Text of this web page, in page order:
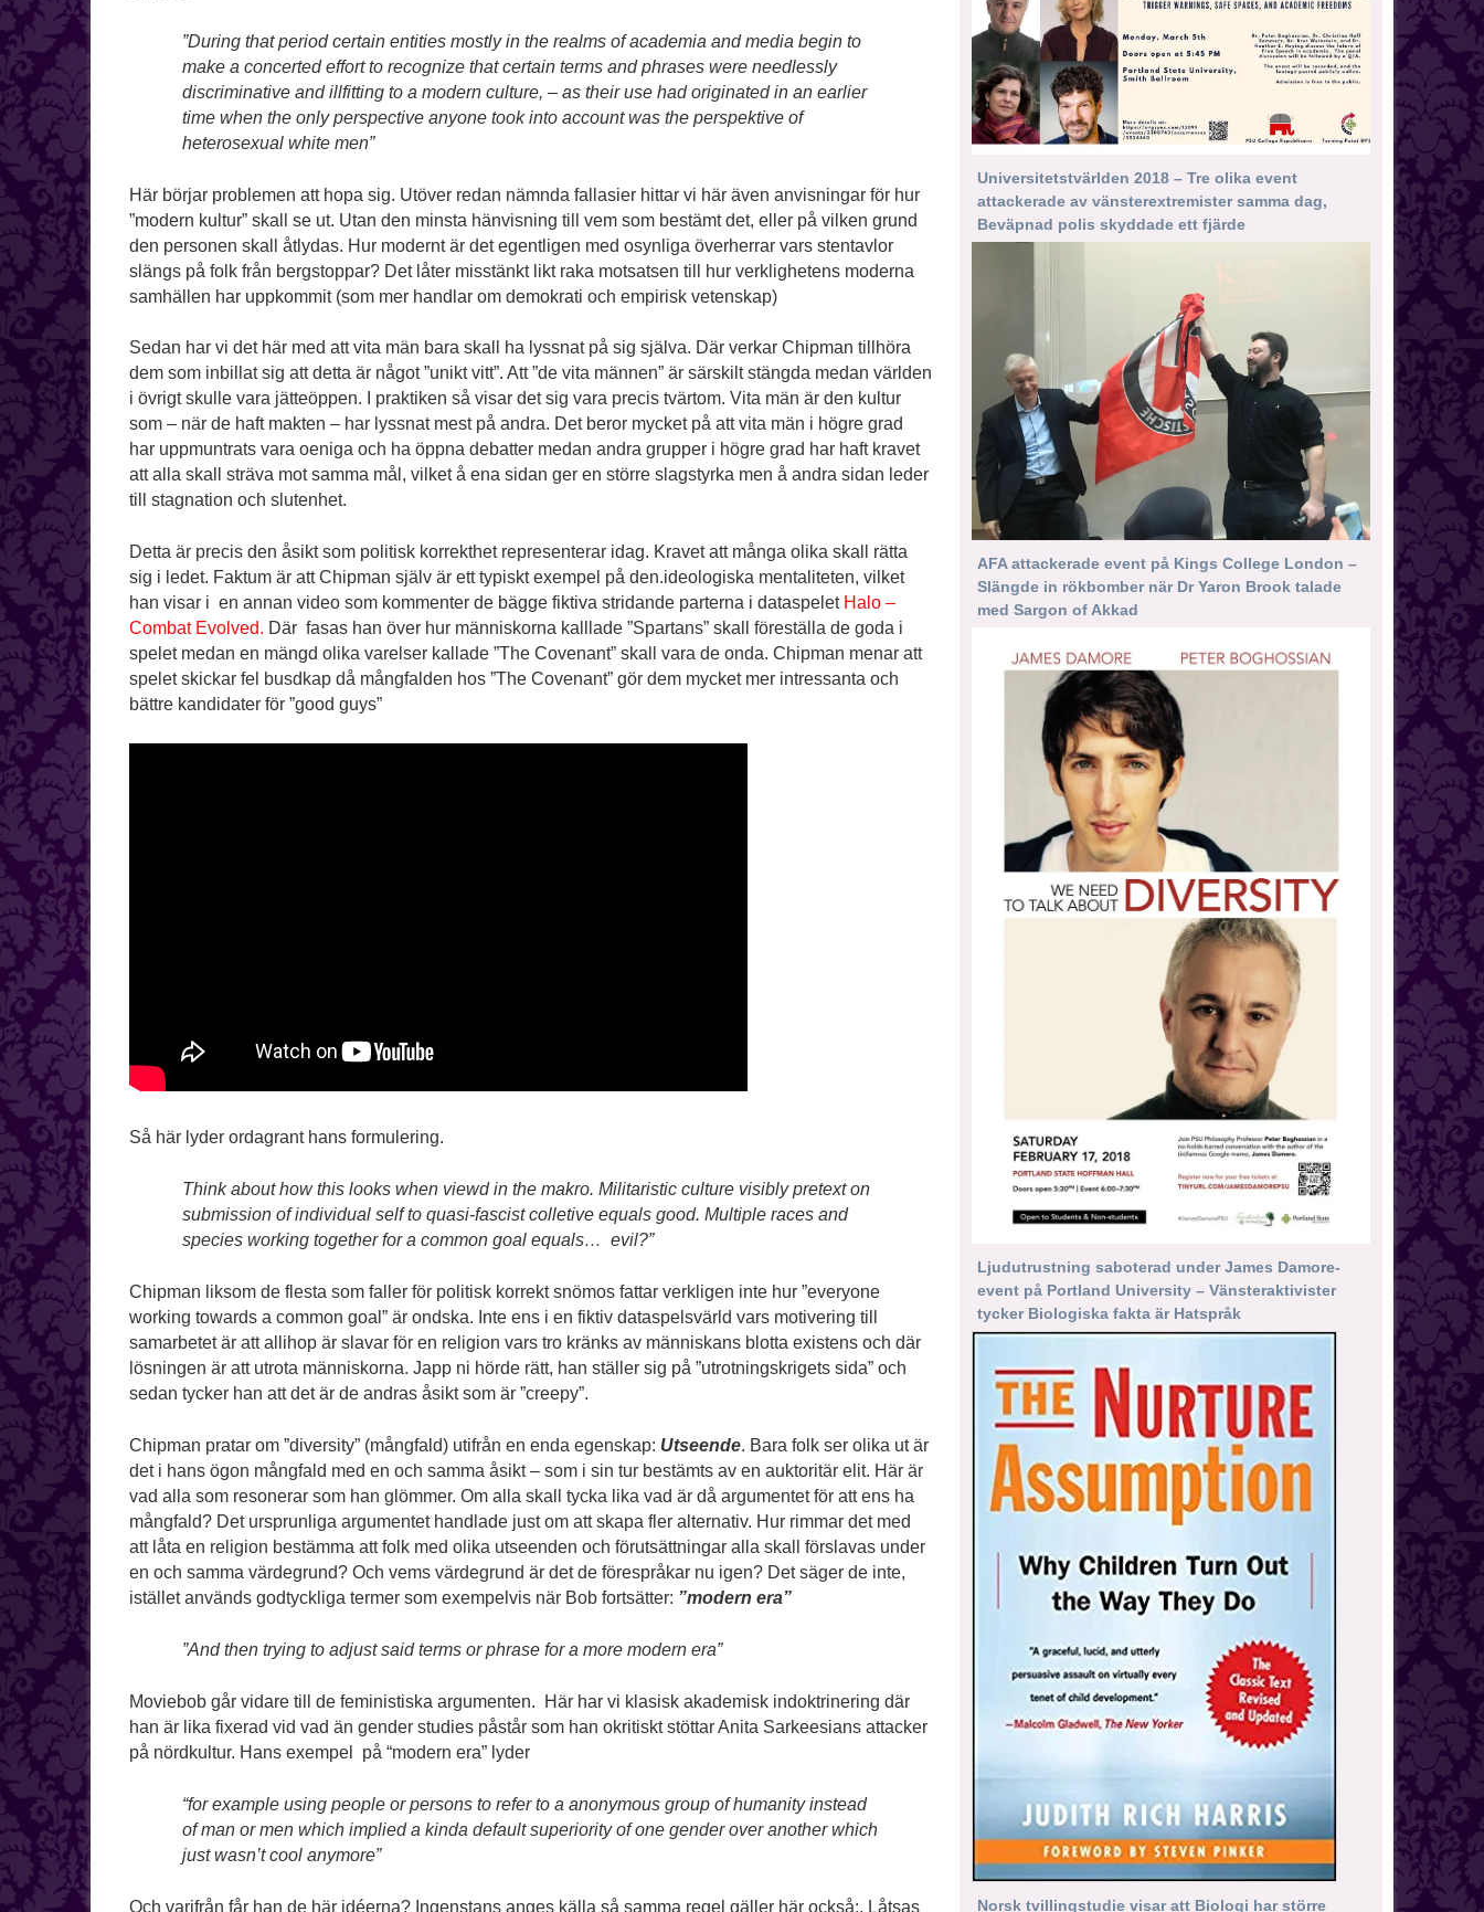
”During that period certain entities mostly in the realms of academia and media begin to
make a concerted effort to recognize that certain terms and phrases were needlessly
discriminative and illfitting to a modern culture, – as their use had originated in an earlier
time when the only perspective anyone took into account was the perspektive of
heterosexual white men”
Här börjar problemen att hopa sig. Utöver redan nämnda fallasier hittar vi här även anvisningar för hur
”modern kultur” skall se ut. Utan den minsta hänvisning till vem som bestämt det, eller på vilken grund
den personen skall åtlydas. Hur modernt är det egentligen med osynliga överherrar vars stentavlor
slängs på folk från bergstoppar? Det låter misstänkt likt raka motsatsen till hur verklighetens moderna
samhällen har uppkommit (som mer handlar om demokrati och empirisk vetenskap)
Sedan har vi det här med att vita män bara skall ha lyssnat på sig själva. Där verkar Chipman tillhöra
dem som inbillat sig att detta är något ”unikt vitt”. Att ”de vita männen” är särskilt stängda medan världen
i övrigt skulle vara jätteöppen. I praktiken så visar det sig vara precis tvärtom. Vita män är den kultur
som – när de haft makten – har lyssnat mest på andra. Det beror mycket på att vita män i högre grad
har uppmuntrats vara oeniga och ha öppna debatter medan andra grupper i högre grad har haft kravet
att alla skall sträva mot samma mål, vilket å ena sidan ger en större slagstyrka men å andra sidan leder
till stagnation och slutenhet.
Detta är precis den åsikt som politisk korrekthet representerar idag. Kravet att många olika skall rätta
sig i ledet. Faktum är att Chipman själv är ett typiskt exempel på den.ideologiska mentaliteten, vilket
han visar i en annan video som kommenter de bägge fiktiva stridande parterna i dataspelet Halo –
Combat Evolved. Där fasas han över hur människorna kalllade ”Spartans” skall föreställa de goda i
spelet medan en mängd olika varelser kallade ”The Covenant” skall vara de onda. Chipman menar att
spelet skickar fel busdkap då mångfalden hos ”The Covenant” gör dem mycket mer intressanta och
bättre kandidater för ”good guys”
Så här lyder ordagrant hans formulering.
Think about how this looks when viewd in the makro. Militaristic culture visibly pretext on
submission of individual self to quasi-fascist colletive equals good. Multiple races and
species working together for a common goal equals… evil?”
Chipman liksom de flesta som faller för politisk korrekt snömos fattar verkligen inte hur ”everyone
working towards a common goal” är ondska. Inte ens i en fiktiv dataspelsvärld vars motivering till
samarbetet är att allihop är slavar för en religion vars tro kränks av människans blotta existens och där
lösningen är att utrota människorna. Japp ni hörde rätt, han ställer sig på ”utrotningskrigets sida” och
sedan tycker han att det är de andras åsikt som är ”creepy”.
Chipman pratar om ”diversity” (mångfald) utifrån en enda egenskap: Utseende. Bara folk ser olika ut är
det i hans ögon mångfald med en och samma åsikt – som i sin tur bestämts av en auktoritär elit. Här är
vad alla som resonerar som han glömmer. Om alla skall tycka lika vad är då argumentet för att ens ha
mångfald? Det ursprunliga argumentet handlade just om att skapa fler alternativ. Hur rimmar det med
att låta en religion bestämma att folk med olika utseenden och förutsättningar alla skall förslavas under
en och samma värdegrund? Och vems värdegrund är det de förespråkar nu igen? Det säger de inte,
istället används godtyckliga termer som exempelvis när Bob fortsätter: ”modern era”
”And then trying to adjust said terms or phrase for a more modern era”
Moviebob går vidare till de feministiska argumenten. Här har vi klasisk akademisk indoktrinering där
han är lika fixerad vid vad än gender studies påstår som han okritiskt stöttar Anita Sarkeesians attacker
på nördkultur. Hans exempel på “modern era” lyder
“for example using people or persons to refer to a anonymous group of humanity instead
of man or men which implied a kinda default superiority of one gender over another which
just wasn’t cool anymore”
Och varifrån får han de här idéerna? Ingenstans anges källa så samma regel gäller här också:. Låtsas
Universitetstvärlden 2018 – Tre olika event
attackerade av vänsterextremister samma dag,
Beväpnad polis skyddade ett fjärde
AFA attackerade event på Kings College London –
Slängde in rökbomber när Dr Yaron Brook talade
med Sargon of Akkad
Ljudutrustning saboterad under James Damore-
event på Portland University – Vänsteraktivister
tycker Biologiska fakta är Hatspråk
Norsk tvillingstudie visar att Biologi har större